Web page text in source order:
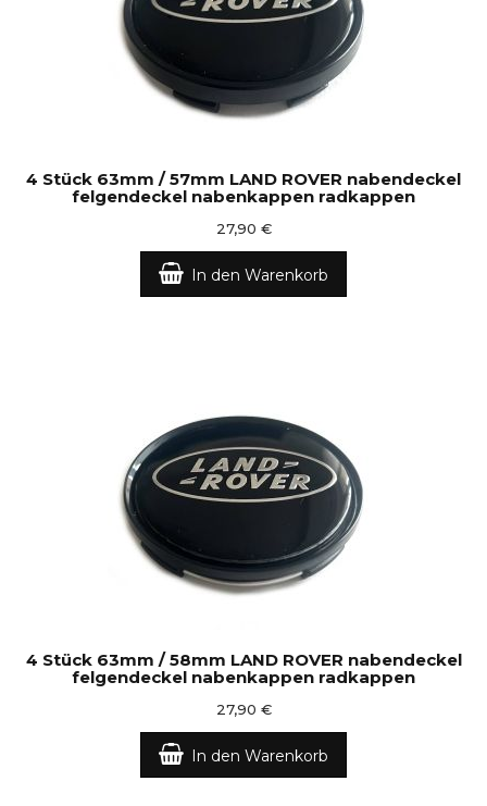
4 Stück 63mm / 57mm LAND ROVER nabendeckel
felgendeckel nabenkappen radkappen
27,90 €
In den Warenkorb
4 Stück 63mm / 58mm LAND ROVER nabendeckel
felgendeckel nabenkappen radkappen
27,90 €
In den Warenkorb